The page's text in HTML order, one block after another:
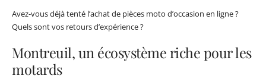
Avez-vous déjà tenté l’achat de pièces moto d’occasion en ligne ?
Quels sont vos retours d’expérience ?
Montreuil, un écosystème riche pour les
motards